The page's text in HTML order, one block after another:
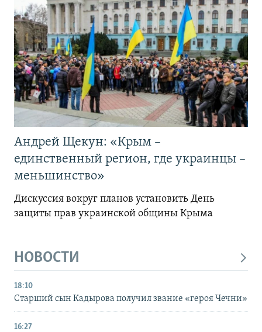
Андрей Щекун: «Крым –
единственный регион, где украинцы –
меньшинство»
Дискуссия вокруг планов установить День
защиты прав украинской общины Крыма
НОВОСТИ
18:10
Старший сын Кадырова получил звание «героя Чечни»
16:27